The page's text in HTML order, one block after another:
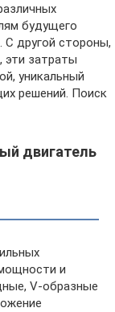
будущего
другой стороны,
эти затраты
уникальный
решений. Поиск
двигатель
и
V-образные